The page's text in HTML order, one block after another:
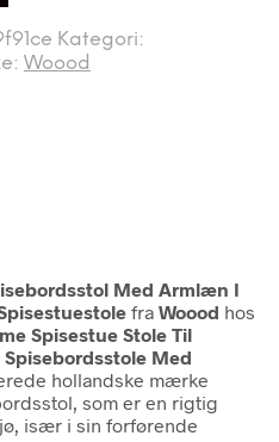
Kategori:
Woood
Med Armlæn I
fra Woood hos
Spisestue Stole Til
Med
hollandske mærke
som er en rigtig
især i sin forførende